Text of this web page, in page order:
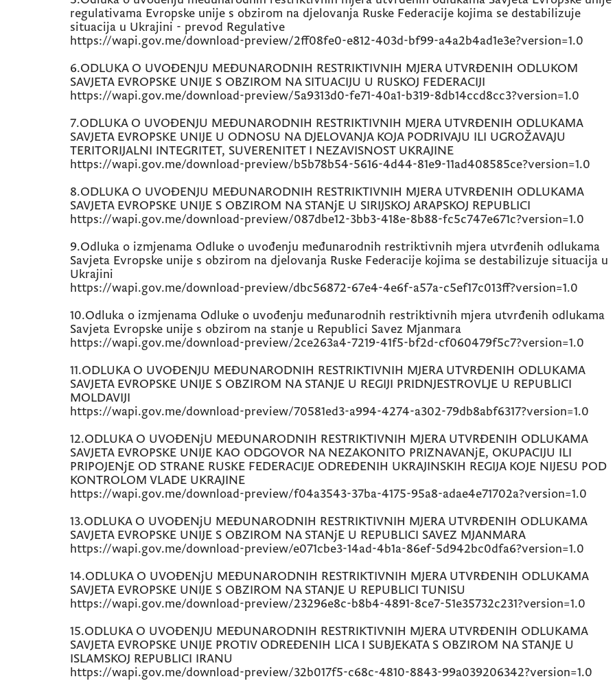
regulativama Evropske unije s obzirom na djelovanja Ruske Federacije kojima se destabilizuje
situacija u Ukrajini - prevod Regulative
https://wapi.gov.me/download-preview/2ff08fe0-e812-403d-bf99-a4a2b4ad1e3e?version=1.0
6.ODLUKA O UVOĐENJU MEĐUNARODNIH RESTRIKTIVNIH MJERA UTVRĐENIH ODLUKOM
SAVJETA EVROPSKE UNIJE S OBZIROM NA SITUACIJU U RUSKOJ FEDERACIJI
https://wapi.gov.me/download-preview/5a9313d0-fe71-40a1-b319-8db14ccd8cc3?version=1.0
7.ODLUKA O UVOĐENJU MEĐUNARODNIH RESTRIKTIVNIH MJERA UTVRĐENIH ODLUKAMA
SAVJETA EVROPSKE UNIJE U ODNOSU NA DJELOVANJA KOJA PODRIVAJU ILI UGROŽAVAJU
TERITORIJALNI INTEGRITET, SUVERENITET I NEZAVISNOST UKRAJINE
https://wapi.gov.me/download-preview/b5b78b54-5616-4d44-81e9-11ad408585ce?version=1.0
8.ODLUKA O UVOĐENJU MEĐUNARODNIH RESTRIKTIVNIH MJERA UTVRĐENIH ODLUKAMA
SAVJETA EVROPSKE UNIJE S OBZIROM NA STANjE U SIRIJSKOJ ARAPSKOJ REPUBLICI
https://wapi.gov.me/download-preview/087dbe12-3bb3-418e-8b88-fc5c747e671c?version=1.0
9.Odluka o izmjenama Odluke o uvođenju međunarodnih restriktivnih mjera utvrđenih odlukama
Savjeta Evropske unije s obzirom na djelovanja Ruske Federacije kojima se destabilizuje situacija u
Ukrajini
https://wapi.gov.me/download-preview/dbc56872-67e4-4e6f-a57a-c5ef17c013ff?version=1.0
10.Odluka o izmjenama Odluke o uvođenju međunarodnih restriktivnih mjera utvrđenih odlukama
Savjeta Evropske unije s obzirom na stanje u Republici Savez Mjanmara
https://wapi.gov.me/download-preview/2ce263a4-7219-41f5-bf2d-cf060479f5c7?version=1.0
11.ODLUKA O UVOĐENJU MEĐUNARODNIH RESTRIKTIVNIH MJERA UTVRĐENIH ODLUKAMA
SAVJETA EVROPSKE UNIJE S OBZIROM NA STANJE U REGIJI PRIDNJESTROVLJE U REPUBLICI
MOLDAVIJI
https://wapi.gov.me/download-preview/70581ed3-a994-4274-a302-79db8abf6317?version=1.0
12.ODLUKA O UVOĐENјU MEĐUNARODNIH RESTRIKTIVNIH MJERA UTVRĐENIH ODLUKAMA
SAVJETA EVROPSKE UNIJE KAO ODGOVOR NA NEZAKONITO PRIZNAVANјE, OKUPACIJU ILI
PRIPOJENјE OD STRANE RUSKE FEDERACIJE ODREĐENIH UKRAJINSKIH REGIJA KOJE NIJESU POD
KONTROLOM VLADE UKRAJINE
https://wapi.gov.me/download-preview/f04a3543-37ba-4175-95a8-adae4e71702a?version=1.0
13.ODLUKA O UVOĐENjU MEĐUNARODNIH RESTRIKTIVNIH MJERA UTVRĐENIH ODLUKAMA
SAVJETA EVROPSKE UNIJE S OBZIROM NA STANjE U REPUBLICI SAVEZ MJANMARA
https://wapi.gov.me/download-preview/e071cbe3-14ad-4b1a-86ef-5d942bc0dfa6?version=1.0
14.ODLUKA O UVOĐENjU MEĐUNARODNIH RESTRIKTIVNIH MJERA UTVRĐENIH ODLUKAMA
SAVJETA EVROPSKE UNIJE S OBZIROM NA STANJE U REPUBLICI TUNISU
https://wapi.gov.me/download-preview/23296e8c-b8b4-4891-8ce7-51e35732c231?version=1.0
15.ODLUKA O UVOĐENJU MEĐUNARODNIH RESTRIKTIVNIH MJERA UTVRĐENIH ODLUKAMA
SAVJETA EVROPSKE UNIJE PROTIV ODREĐENIH LICA I SUBJEKATA S OBZIROM NA STANJE U
ISLAMSKOJ REPUBLICI IRANU
https://wapi.gov.me/download-preview/32b017f5-c68c-4810-8843-99a039206342?version=1.0